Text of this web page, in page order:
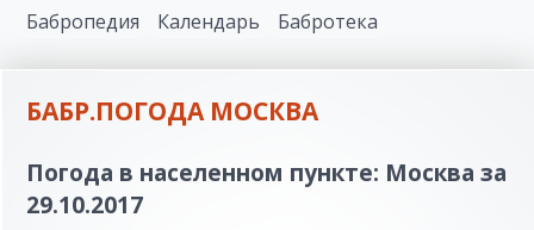
Бабропедия
Календарь Бабротека
БАБР.ПОГОДА МОСКВА
Погода в населенном пункте: Москва за
29.10.2017